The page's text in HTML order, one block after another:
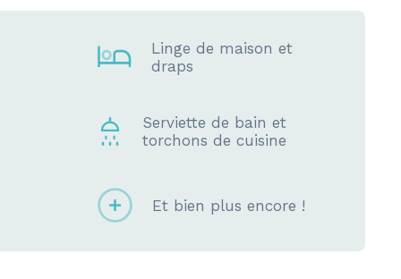
Linge de maison et
draps
Serviette de bain et
torchons de cuisine
Et bien plus encore !